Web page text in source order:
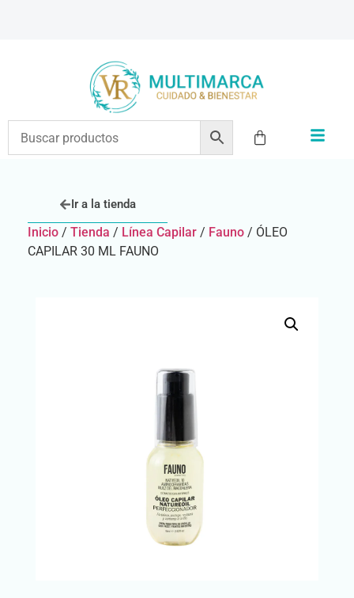
Ir a la tienda
Inicio / Tienda / Línea Capilar / Fauno / ÓLEO
CAPILAR 30 ML FAUNO